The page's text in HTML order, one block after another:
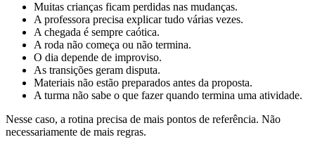
Muitas crianças ficam perdidas nas mudanças.
A professora precisa explicar tudo várias vezes.
A chegada é sempre caótica.
A roda não começa ou não termina.
O dia depende de improviso.
As transições geram disputa.
Materiais não estão preparados antes da proposta.
A turma não sabe o que fazer quando termina uma atividade.
Nesse caso, a rotina precisa de mais pontos de referência. Não
necessariamente de mais regras.